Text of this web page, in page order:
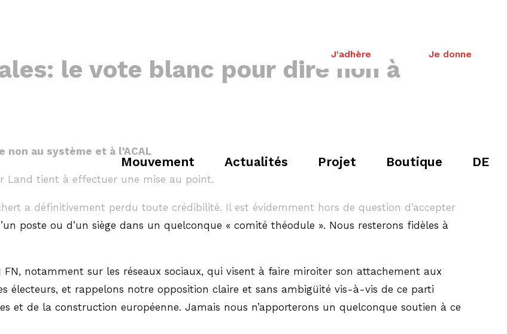
J'adhère Je donne
Mouvement Actualités Projet Boutique DE
le vote blanc pour dire non à
au système et à l’ACAL
Land tient à effectuer une mise au point.
a définitivement perdu toute crédibilité. Il est évidemment hors de question d’accepter
poste ou d’un siège dans un quelconque « comité théodule ». Nous resterons fidèles à
notamment sur les réseaux sociaux, qui visent à faire miroiter son attachement aux
électeurs, et rappelons notre opposition claire et sans ambigüité vis-à-vis de ce parti
et de la construction européenne. Jamais nous n’apporterons un quelconque soutien à ce